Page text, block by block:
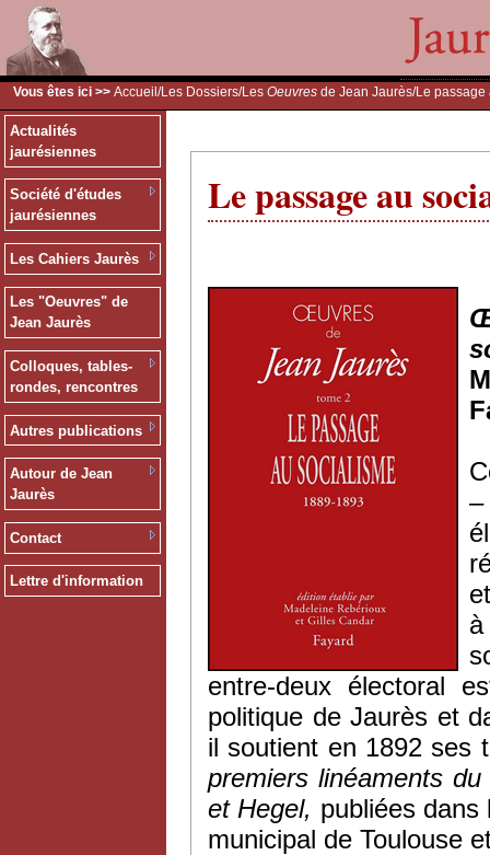
Vous êtes ici >> Accueil /Les Dossiers/Les Oeuvres de Jean Jaurès/Le passage
Actualités
jaurésiennes
Société d'études
jaurésiennes
Les Cahiers Jaurès
Les "Oeuvres" de
Jean Jaurès
Colloques, tables-
rondes, rencontres
Autres publications
Autour de Jean
Jaurès
Contact
Lettre d'information
Le passage au
à
entre-deux électoral
politique de Jaurès et
il soutient en 1892 ses
premiers linéaments
et Hegel, publiées
municipal de Toulouse